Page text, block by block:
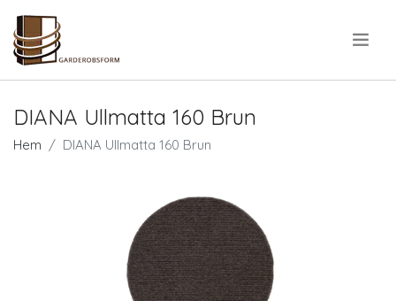
DIANA Ullmatta 160 Brun
Hem DIANA Ullmatta 160 Brun